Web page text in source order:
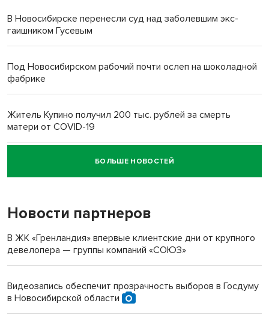
В Новосибирске перенесли суд над заболевшим экс-
гаишником Гусевым
Под Новосибирском рабочий почти ослеп на шоколадной
фабрике
Житель Купино получил 200 тыс. рублей за смерть
матери от COVID-19
Новосибирский суд наказал водителя за смерть
пенсионерки на вокзале
«Мы живём на пастбище!»: в новосибирском селе лошади
терроризируют жителей
Новосибирский преподаватель с женой вошли в топ-16
БОЛЬШЕ НОВОСТЕЙ
Новости партнеров
В ЖК «Гренландия» впервые клиентские дни от крупного
девелопера — группы компаний «СОЮЗ»
Видеозапись обеспечит прозрачность выборов в Госдуму
в Новосибирской области